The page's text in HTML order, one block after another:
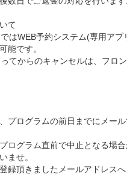
て
はWEB予約システム(専用アプ
能です。
てからのキャンセルは、フロ
プログラムの前日までにメー
ログラム直前で中止となる場
ませ。
録頂きましたメールアドレス